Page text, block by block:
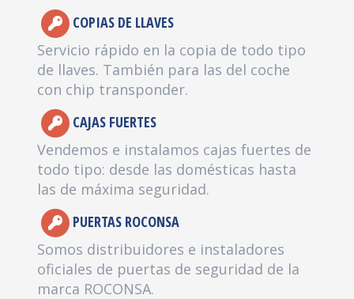
COPIAS DE LLAVES
Servicio rápido en la copia de todo tipo
de llaves. También para las del coche
con chip transponder.
CAJAS FUERTES
Vendemos e instalamos cajas fuertes de
todo tipo: desde las domésticas hasta
las de máxima seguridad.
PUERTAS ROCONSA
Somos distribuidores e instaladores
oficiales de puertas de seguridad de la
marca ROCONSA.